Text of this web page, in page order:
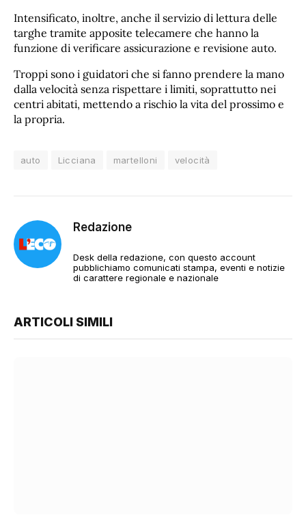
Intensificato, inoltre, anche il servizio di lettura delle
targhe tramite apposite telecamere che hanno la
funzione di verificare assicurazione e revisione auto.
Troppi sono i guidatori che si fanno prendere la mano
dalla velocità senza rispettare i limiti, soprattutto nei
centri abitati, mettendo a rischio la vita del prossimo e
la propria.
auto Licciana martelloni velocità
Redazione
Desk della redazione, con questo account
pubblichiamo comunicati stampa, eventi e notizie
di carattere regionale e nazionale
ARTICOLI SIMILI